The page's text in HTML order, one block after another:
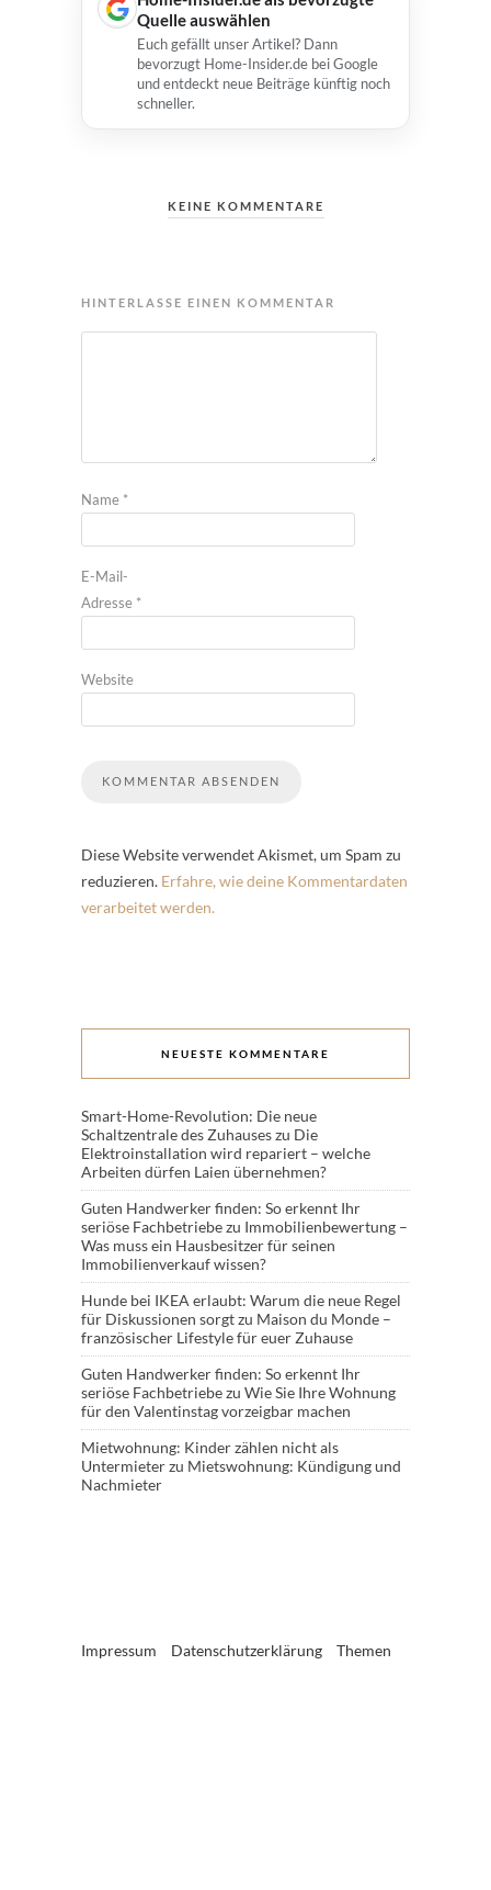
Quelle auswählen
Euch gefällt unser Artikel? Dann
bevorzugt Home-Insider.de bei Google
und entdeckt neue Beiträge künftig noch
schneller.
KEINE KOMMENTARE
HINTERLASSE EINEN KOMMENTAR
Name *
E-Mail-
Adresse *
Website
Diese Website verwendet Akismet, um Spam zu
reduzieren. Erfahre, wie deine Kommentardaten
verarbeitet werden.
NEUESTE KOMMENTARE
Smart-Home-Revolution: Die neue
Schaltzentrale des Zuhauseszu Die
Elektroinstallation wird repariert – welche
Arbeiten dürfen Laien übernehmen?
Guten Handwerker finden: So erkennt Ihr
seriöse Fachbetriebezu Immobilienbewertung –
Was muss ein Hausbesitzer für seinen
Immobilienverkauf wissen?
Hunde bei IKEA erlaubt: Warum die neue Regel
für Diskussionen sorgtzu Maison du Monde –
französischer Lifestyle für euer Zuhause
Guten Handwerker finden: So erkennt Ihr
seriöse Fachbetriebezu Wie Sie Ihre Wohnung
für den Valentinstag vorzeigbar machen
Mietwohnung: Kinder zählen nicht als
Untermieterzu Mietswohnung: Kündigung und
Nachmieter
Impressum Datenschutzerklärung Themen